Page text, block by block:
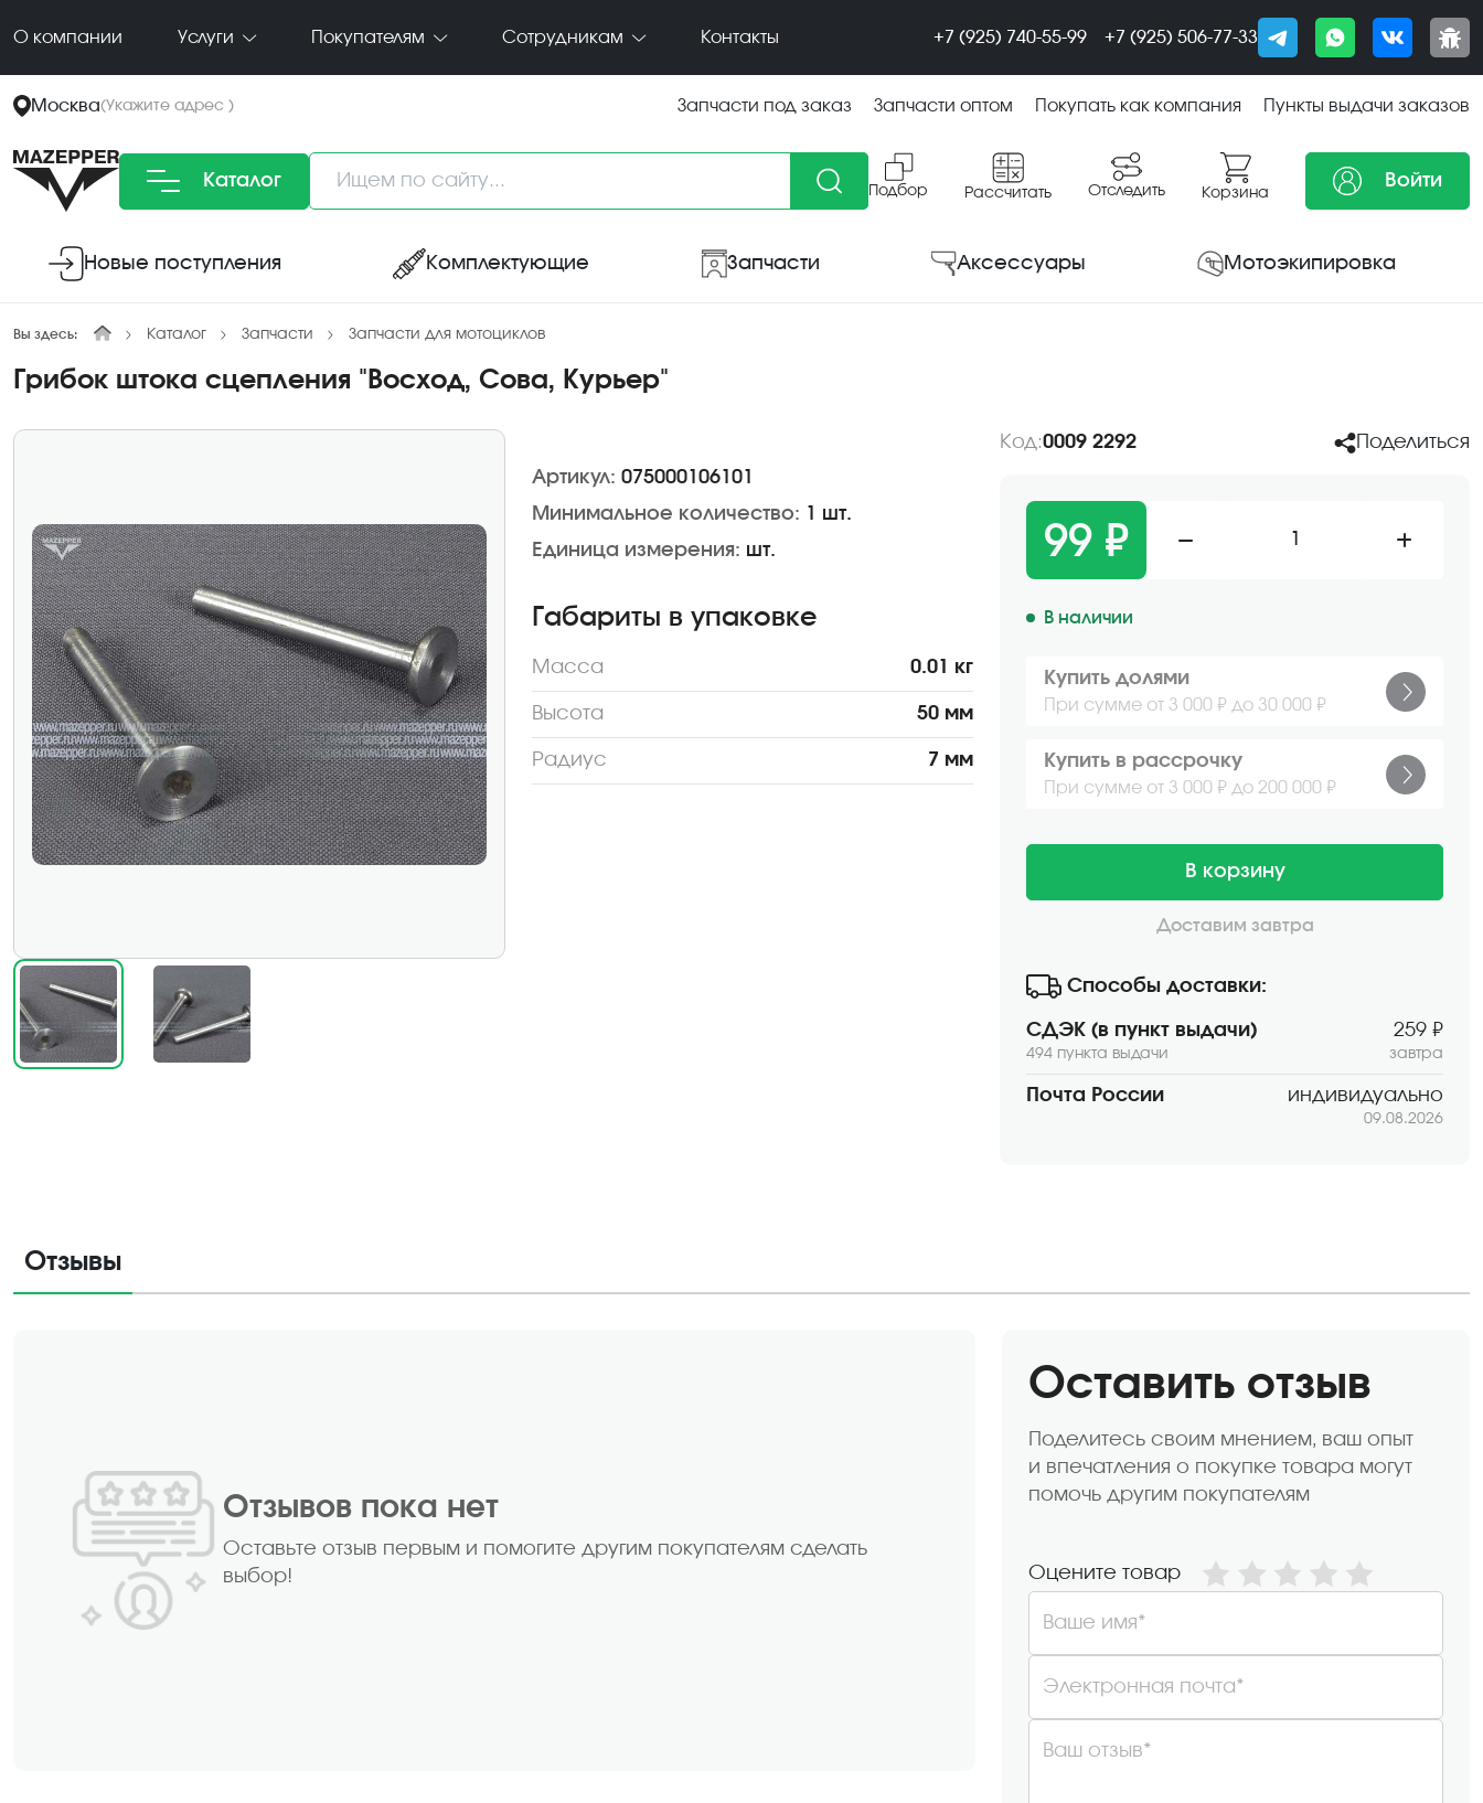
О компании Услуги Покупателям Сотрудникам Контакты +7 (925) 740-55-99 +7 (925) 506-77-33
Москва(Укажите адрес ) Запчасти под заказ Запчасти оптом Покупать как компания Пункты выдачи заказов
Каталог
Подбор Рассчитать Отследить Корзина
Войти
Новые поступления Комплектующие Запчасти Аксессуары Мотоэкипировка
Вы здесь: Каталог Запчасти Запчасти для мотоциклов
Грибок штока сцепления "Восход, Сова, Курьер"
Артикул: 075000106101
Минимальное количество: 1 шт.
Единица измерения: шт.
Габариты в упаковке
Масса 0.01 кг
Высота 50 мм
Радиус 7 мм
Код:0009 2292 Поделиться
99 ₽ 1
В наличии
Купить долями
При сумме от 3 000 ₽ до 30 000 ₽
Купить в рассрочку
При сумме от 3 000 ₽ до 200 000 ₽
В корзину
Доставим завтра
Способы доставки:
СДЭК (в пункт выдачи)
494 пункта выдачи
259 ₽
завтра
Почта России индивидуально
09.08.2026
Отзывы
Отзывов пока нет
Оставьте отзыв первым и помогите другим покупателям сделать
выбор!
Оставить отзыв
Поделитесь своим мнением, ваш опыт
и впечатления о покупке товара могут
помочь другим покупателям
Оцените товар
Ваше имя*
Электронная почта*
Ваш отзыв*